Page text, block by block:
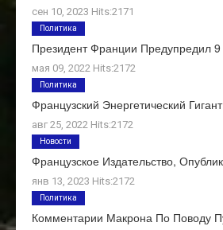
сен 10, 2023 Hits:2171
Президент Франции Предупредил
мая 09, 2022 Hits:2172
Политика
Французский Энергетический
авг 25, 2022 Hits:2172
Политика
Французское Издательство,
янв 13, 2023 Hits:2172
Новости
Комментарии Макрона По Поводу
Политика